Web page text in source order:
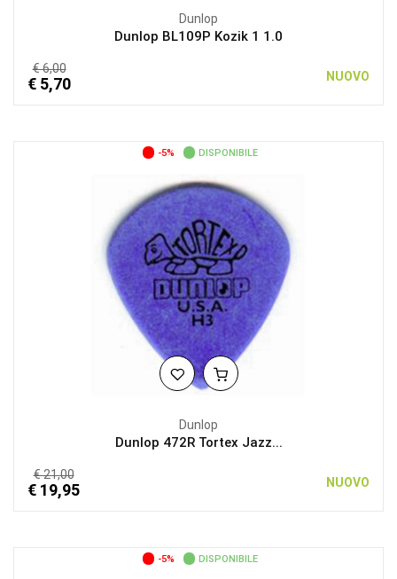
Dunlop
Dunlop BL109P Kozik 1 1.0
€ 6,00
€ 5,70 NUOVO
-5% DISPONIBILE
Dunlop
Dunlop 472R Tortex Jazz...
€ 21,00
€ 19,95 NUOVO
-5% DISPONIBILE